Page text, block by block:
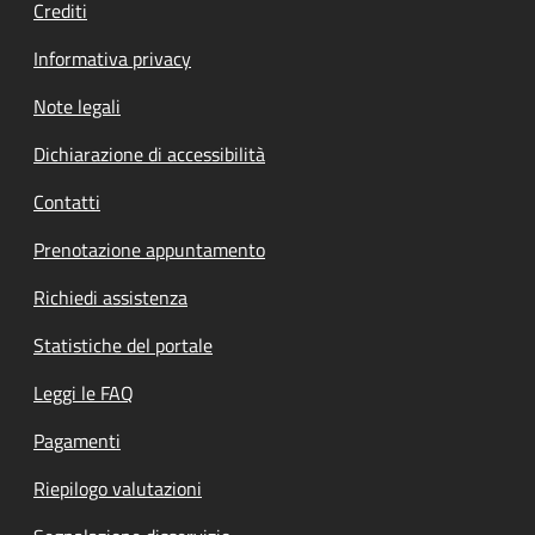
Crediti
Informativa privacy
Note legali
Dichiarazione di accessibilità
Contatti
Prenotazione appuntamento
Richiedi assistenza
Statistiche del portale
Leggi le FAQ
Pagamenti
Riepilogo valutazioni